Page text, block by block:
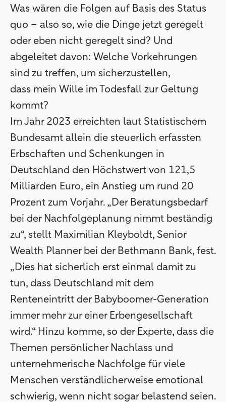
Was wären die Folgen auf Basis des Status
quo – also so, wie die Dinge jetzt geregelt
oder eben nicht geregelt sind? Und
abgeleitet davon: Welche Vorkehrungen
sind zu treffen, um sicherzustellen,
dass mein Wille im Todesfall zur Geltung
kommt?
Im Jahr 2023 erreichten laut Statistischem
Bundesamt allein die steuerlich erfassten
Erbschaften und Schenkungen in
Deutschland den Höchstwert von 121,5
Milliarden Euro, ein Anstieg um rund 20
Prozent zum Vorjahr. „Der Beratungsbedarf
bei der Nachfolgeplanung nimmt beständig
zu“, stellt Maximilian Kleyboldt, Senior
Wealth Planner bei der Bethmann Bank, fest.
„Dies hat sicherlich erst einmal damit zu
tun, dass Deutschland mit dem
Renteneintritt der Babyboomer-Generation
immer mehr zur einer Erbengesellschaft
wird.“ Hinzu komme, so der Experte, dass die
Themen persönlicher Nachlass und
unternehmerische Nachfolge für viele
Menschen verständlicherweise emotional
schwierig, wenn nicht sogar belastend seien.